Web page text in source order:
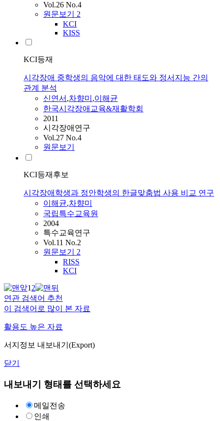
Vol.26 No.4
원문보기 2
KCI
KISS
KCI등재
시각장애 중학생의 음악에 대한 태도와 정서지능 간의
관계 분석
신연서 ,차향미 ,이해균
한국시각장애교육&재활학회
2011
시각장애연구
Vol.27 No.4
원문보기
KCI등재후보
시각장애학생과 정안학생의 한글맞춤법 사용 비교 연구
이해균,차향미
국립특수교육원
2004
특수교육연구
Vol.11 No.2
원문보기 2
RISS
KCI
12
연관 검색어 추천
이 검색어로 많이 본 자료
활용도 높은 자료
서지정보 내보내기(Export)
닫기
내보내기 형태를 선택하세요
메일전송
인쇄